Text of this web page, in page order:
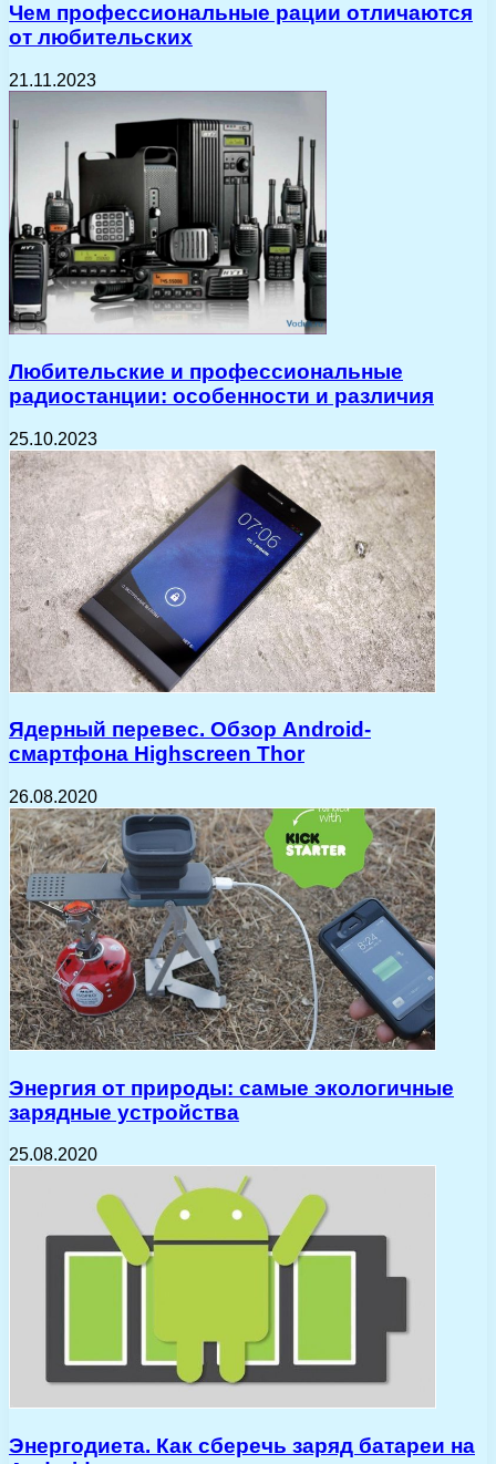
Чем профессиональные рации отличаются
от любительских
21.11.2023
Любительские и профессиональные
радиостанции: особенности и различия
25.10.2023
Ядерный перевес. Обзор Android-
смартфона Highscreen Thor
26.08.2020
Энергия от природы: самые экологичные
зарядные устройства
25.08.2020
Энергодиета. Как сберечь заряд батареи на